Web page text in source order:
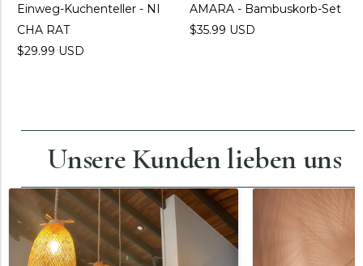
Einweg-Kuchenteller - NI
CHA RAT
$29.99 USD
AMARA - Bambuskorb-Set
$35.99 USD
Unsere Kunden lieben uns